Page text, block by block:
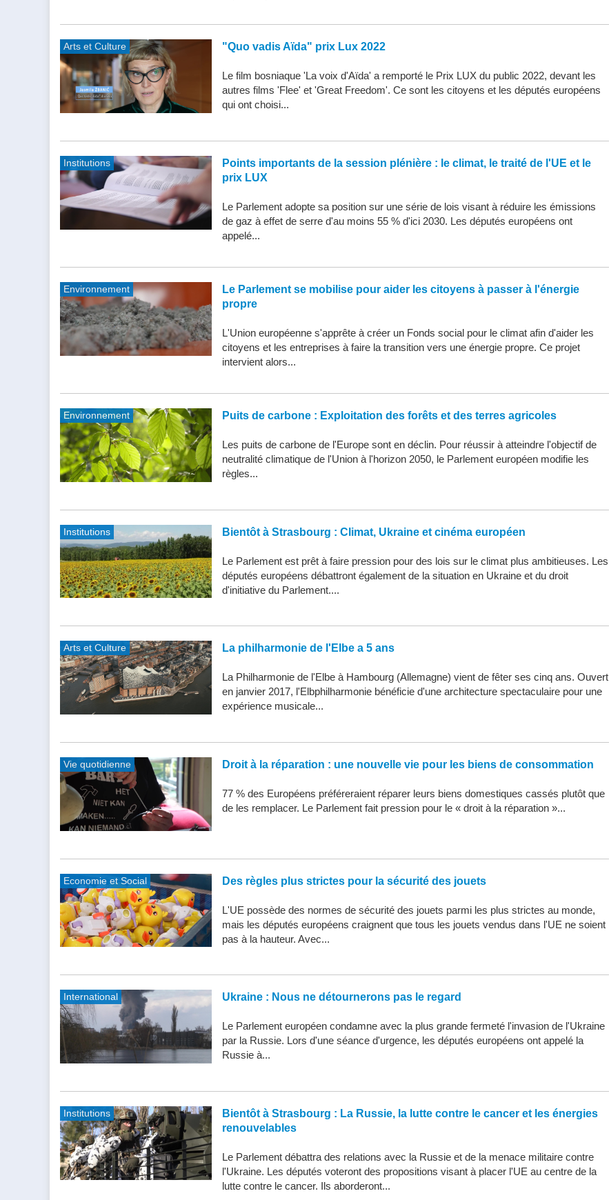
Arts et Culture "Quo vadis Aïda" prix Lux 2022
Le film bosniaque 'La voix d'Aïda' a remporté le Prix LUX du public 2022, devant les
autres films 'Flee' et 'Great Freedom'. Ce sont les citoyens et les députés européens
qui ont choisi...
Institutions
Points importants de la session plénière : le climat, le traité de l'UE et le
prix LUX
Le Parlement adopte sa position sur une série de lois visant à réduire les émissions
de gaz à effet de serre d'au moins 55 % d'ici 2030. Les députés européens ont
appelé...
Environnement
Le Parlement se mobilise pour aider les citoyens à passer à l'énergie
propre
L'Union européenne s'apprête à créer un Fonds social pour le climat afin d'aider les
citoyens et les entreprises à faire la transition vers une énergie propre. Ce projet
intervient alors...
Environnement Puits de carbone : Exploitation des forêts et des terres agricoles
Les puits de carbone de l'Europe sont en déclin. Pour réussir à atteindre l'objectif de
neutralité climatique de l'Union à l'horizon 2050, le Parlement européen modifie les
règles...
Institutions Bientôt à Strasbourg : Climat, Ukraine et cinéma européen
Le Parlement est prêt à faire pression pour des lois sur le climat plus ambitieuses. Les
députés européens débattront également de la situation en Ukraine et du droit
d'initiative du Parlement....
Arts et Culture La philharmonie de l'Elbe a 5 ans
La Philharmonie de l'Elbe à Hambourg (Allemagne) vient de fêter ses cinq ans. Ouvert
en janvier 2017, l'Elbphilharmonie bénéficie d'une architecture spectaculaire pour une
expérience musicale...
Vie quotidienne Droit à la réparation : une nouvelle vie pour les biens de consommation
77 % des Européens préféreraient réparer leurs biens domestiques cassés plutôt que
de les remplacer. Le Parlement fait pression pour le « droit à la réparation »...
Economie et Social Des règles plus strictes pour la sécurité des jouets
L'UE possède des normes de sécurité des jouets parmi les plus strictes au monde,
mais les députés européens craignent que tous les jouets vendus dans l'UE ne soient
pas à la hauteur. Avec...
International Ukraine : Nous ne détournerons pas le regard
Le Parlement européen condamne avec la plus grande fermeté l'invasion de l'Ukraine
par la Russie. Lors d'une séance d'urgence, les députés européens ont appelé la
Russie à...
Institutions
Bientôt à Strasbourg : La Russie, la lutte contre le cancer et les énergies
renouvelables
Le Parlement débattra des relations avec la Russie et de la menace militaire contre
l'Ukraine. Les députés voteront des propositions visant à placer l'UE au centre de la
lutte contre le cancer. Ils aborderont...